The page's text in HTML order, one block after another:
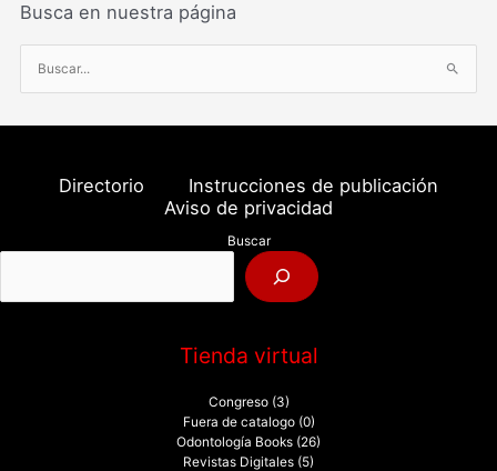
Busca en nuestra página
u
s
o
:
Directorio
Instrucciones de publicación
Aviso de privacidad
Buscar
Tienda virtual
Congreso (3)
Fuera de catalogo (0)
Odontología Books (26)
Revistas Digitales (5)